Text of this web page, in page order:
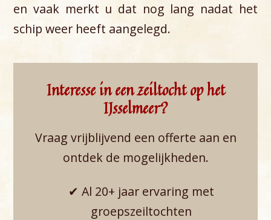
en vaak merkt u dat nog lang nadat het
schip weer heeft aangelegd.
Interesse in een zeiltocht op het
IJsselmeer?
Vraag vrijblijvend een offerte aan en
ontdek de mogelijkheden.
✔ Al 20+ jaar ervaring met
groepszeiltochten